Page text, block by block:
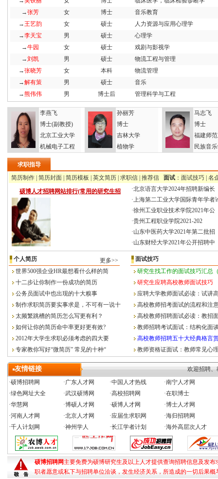
→张芳 女 博士
音乐教育
→王艺韵 女 硕士
人力资源与应用心理学
→李天宝 男 硕士
心理学
→牛园 女 硕士
戏剧与影视学
→刘凯 男 硕士
物流工程与管理
→张晓芳 女 本科
物流管理
→解有策 男 硕士
音乐
→熊伟伟 男 博士后 管理科学与工程
李燕飞
博士(副教授)
北京工业大学
机械电子工程
孙丽芳
博士
吉林大学
植物学
马志飞
博士
福建师
民族音
求职指导
简历制作 简历封面 简历模板 英文简历 求职信 推荐信 面试 ： 面试技巧 名
硕博人才招聘网站排行(常用的研究生招
·北京语言大学2024年招聘新编长
·上海第二工业大学国际青年学者
·徐州工业职业技术学院2021年公
·贵州工程职业学院2021-202
·山东中医药大学2021年第二批招
·山东财经大学2021年公开招聘中
个人简历
更多>>
世界500强企业HR最想看什么样的简
十二步让你制作一份成功的简历
公务员面试中也出现的十大糗事
制作求职简历要实事求是，不可有一说十
太频繁跳槽的简历怎么写更有利？
如何让你的简历命中率更好更有效?
2012年大学生求职必须考虑的四大要
专家教你写好“微简历” 常见的十种“
面试技巧
研究生找工作的面试技巧汇总
研究生应聘高校教师面试技巧
应聘大学教师面试必读：试讲
高校教师招考面试的流程和注
高校教师招聘面试必读：教招
教师招聘考试面试：结构化面
高校教师招聘五十大经典格言
教师资格证面试：教师常见心
友情链接
欢迎招聘
·硕博招聘网 ·广东人才网 ·中国人才热线 ·南宁人才网
·绿色网址大全 ·武汉硕博网 ·高校招聘网
·在职博士
·华慧网 ·博硕人才网 ·硕博人才网 ·博士人才网
·河南人才网 ·北京人才网 ·应届生求职网 ·海归招聘网
·千人计划网 ·神州学人 ·长江学者计划 ·海外高层次人才
硕博招聘网 主要免费为硕博研究生及以上人才提供查询招聘信息及发
职者愿意或私下与招聘单位洽谈，发生经济关系，所造成的一切后果概